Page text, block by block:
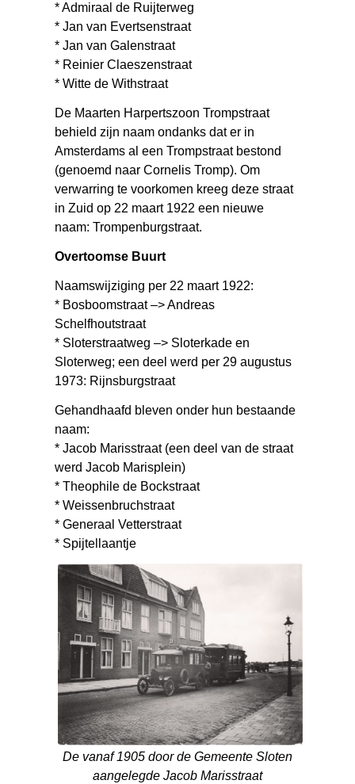
* Admiraal de Ruijterweg
* Jan van Evertsenstraat
* Jan van Galenstraat
* Reinier Claeszenstraat
* Witte de Withstraat
De Maarten Harpertszoon Trompstraat
behield zijn naam ondanks dat er in
Amsterdams al een Trompstraat bestond
(genoemd naar Cornelis Tromp). Om
verwarring te voorkomen kreeg deze straat
in Zuid op 22 maart 1922 een nieuwe
naam: Trompenburgstraat.
Overtoomse Buurt
Naamswijziging per 22 maart 1922:
* Bosboomstraat –> Andreas
Schelfhoutstraat
* Sloterstraatweg –> Sloterkade en
Sloterweg; een deel werd per 29 augustus
1973: Rijnsburgstraat
Gehandhaafd bleven onder hun bestaande
naam:
* Jacob Marisstraat (een deel van de straat
werd Jacob Marisplein)
* Theophile de Bockstraat
* Weissenbruchstraat
* Generaal Vetterstraat
* Spijtellaantje
De vanaf 1905 door de Gemeente Sloten
aangelegde Jacob Marisstraat